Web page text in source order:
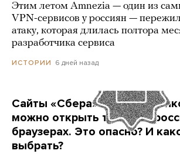
Этим летом Amnezia — один из
VPN-сервисов у россиян —
атаку, которая длилась полтора
разработчика сервиса
ИСТОРИИ 6 дней назад
Сайты «Сбера» и других
можно открыть только в
браузерах. Это опасно? И
выбрать?